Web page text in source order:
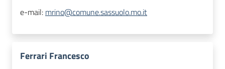
e-mail: mrino@comune.sassuolo.mo.it
Ferrari Francesco